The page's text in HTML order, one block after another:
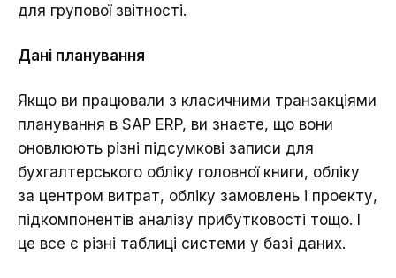
для групової звітності.
Дані планування
Якщо ви працювали з класичними транзакціями
планування в SAP ERP, ви знаєте, що вони
оновлюють різні підсумкові записи для
бухгалтерського обліку головної книги, обліку
за центром витрат, обліку замовлень і проекту,
підкомпонентів аналізу прибутковості тощо. І
це все є різні таблиці системи у базі даних.